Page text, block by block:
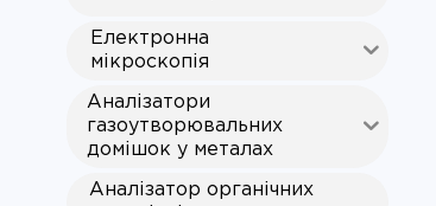
Електронна
мікроскопія
Аналізатори
газоутворювальних
домішок у металах
Аналізатор органічних